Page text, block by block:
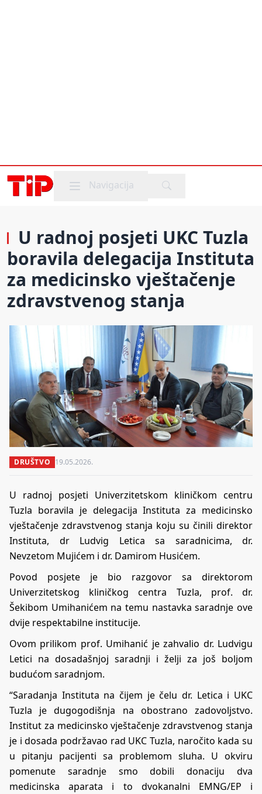
Mobile menu
Navigacija
U radnoj posjeti UKC Tuzla
boravila delegacija Instituta
za medicinsko vještačenje
zdravstvenog stanja
DRUŠTVO 19.05.2026.
U radnoj posjeti Univerzitetskom kliničkom centru
Tuzla boravila je delegacija Instituta za medicinsko
vještačenje zdravstvenog stanja koju su činili direktor
Instituta, dr Ludvig Letica sa saradnicima, dr.
Nevzetom Mujićem i dr. Damirom Husićem.
Povod posjete je bio razgovor sa direktorom
Univerzitetskog kliničkog centra Tuzla, prof. dr.
Šekibom Umihanićem na temu nastavka saradnje ove
dvije respektabilne institucije.
Ovom prilikom prof. Umihanić je zahvalio dr. Ludvigu
Letici na dosadašnjoj saradnji i želji za još boljom
budućom saradnjom.
“Saradanja Instituta na čijem je čelu dr. Letica i UKC
Tuzla je dugogodišnja na obostrano zadovoljstvo.
Institut za medicinsko vještačenje zdravstvenog stanja
je i dosada podržavao rad UKC Tuzla, naročito kada su
u pitanju pacijenti sa problemom sluha. U okviru
pomenute saradnje smo dobili donaciju dva
medicinska aparata i to dvokanalni EMNG/EP i